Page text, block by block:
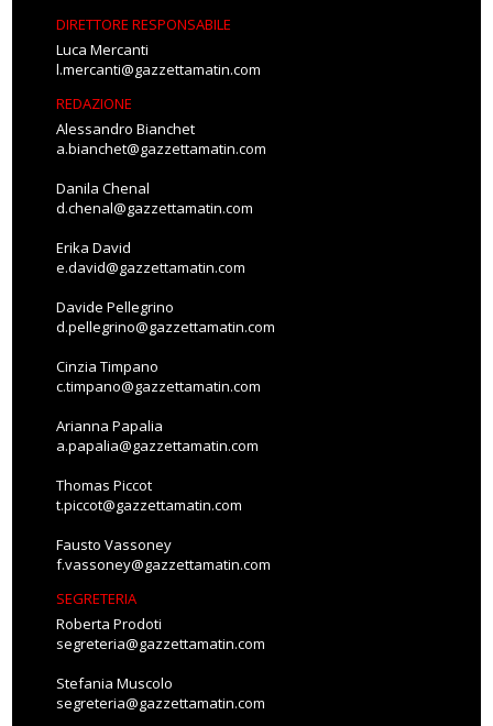
DIRETTORE RESPONSABILE
Luca Mercanti
l.mercanti@gazzettamatin.com
REDAZIONE
Alessandro Bianchet
a.bianchet@gazzettamatin.com
Danila Chenal
d.chenal@gazzettamatin.com
Erika David
e.david@gazzettamatin.com
Davide Pellegrino
d.pellegrino@gazzettamatin.com
Cinzia Timpano
c.timpano@gazzettamatin.com
Arianna Papalia
a.papalia@gazzettamatin.com
Thomas Piccot
t.piccot@gazzettamatin.com
Fausto Vassoney
f.vassoney@gazzettamatin.com
SEGRETERIA
Roberta Prodoti
segreteria@gazzettamatin.com
Stefania Muscolo
segreteria@gazzettamatin.com